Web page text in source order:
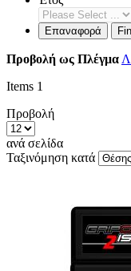
Επαναφορά
Προβολή ως Πλέγμα
Items 1
Προβολή
ανά σελίδα
Ταξινόμηση κατά